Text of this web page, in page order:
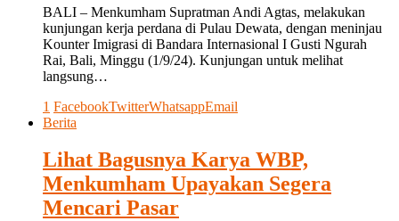
BALI – Menkumham Supratman Andi Agtas, melakukan
kunjungan kerja perdana di Pulau Dewata, dengan meninjau
Kounter Imigrasi di Bandara Internasional I Gusti Ngurah
Rai, Bali, Minggu (1/9/24). Kunjungan untuk melihat
langsung…
1 FacebookTwitterWhatsappEmail
Berita
Lihat Bagusnya Karya WBP,
Menkumham Upayakan Segera
Mencari Pasar